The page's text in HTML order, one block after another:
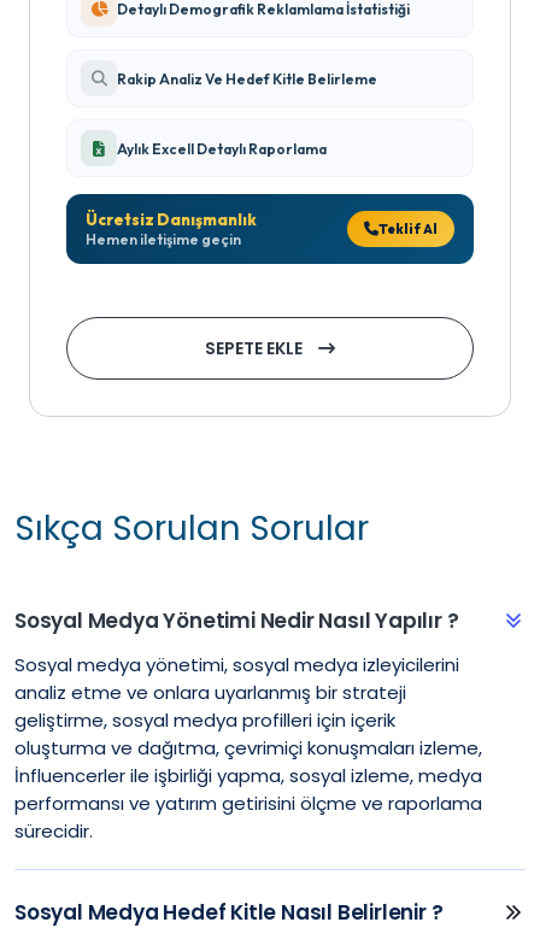
Detaylı Demografik Reklamlama İstatistiği
Rakip Analiz Ve Hedef Kitle Belirleme
Aylık Excell Detaylı Raporlama
Ücretsiz Danışmanlık
Hemen iletişime geçin
Teklif Al
SEPETE EKLE
Sıkça Sorulan Sorular
Sosyal Medya Yönetimi Nedir Nasıl Yapılır ?
Sosyal medya yönetimi, sosyal medya izleyicilerini
analiz etme ve onlara uyarlanmış bir strateji
geliştirme, sosyal medya profilleri için içerik
oluşturma ve dağıtma, çevrimiçi konuşmaları izleme,
İnfluencerler ile işbirliği yapma, sosyal izleme, medya
performansı ve yatırım getirisini ölçme ve raporlama
sürecidir.
Sosyal Medya Hedef Kitle Nasıl Belirlenir ?